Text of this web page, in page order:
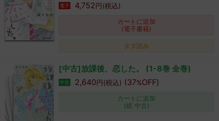
電子 4,752円(税込)
カートに追加
(電子書籍)
タダ読み
[中古]放課後、恋した。 (1-8巻 全巻)
中古 2,640円(税込) (37%OFF)
カートに追加
(紙 中古)